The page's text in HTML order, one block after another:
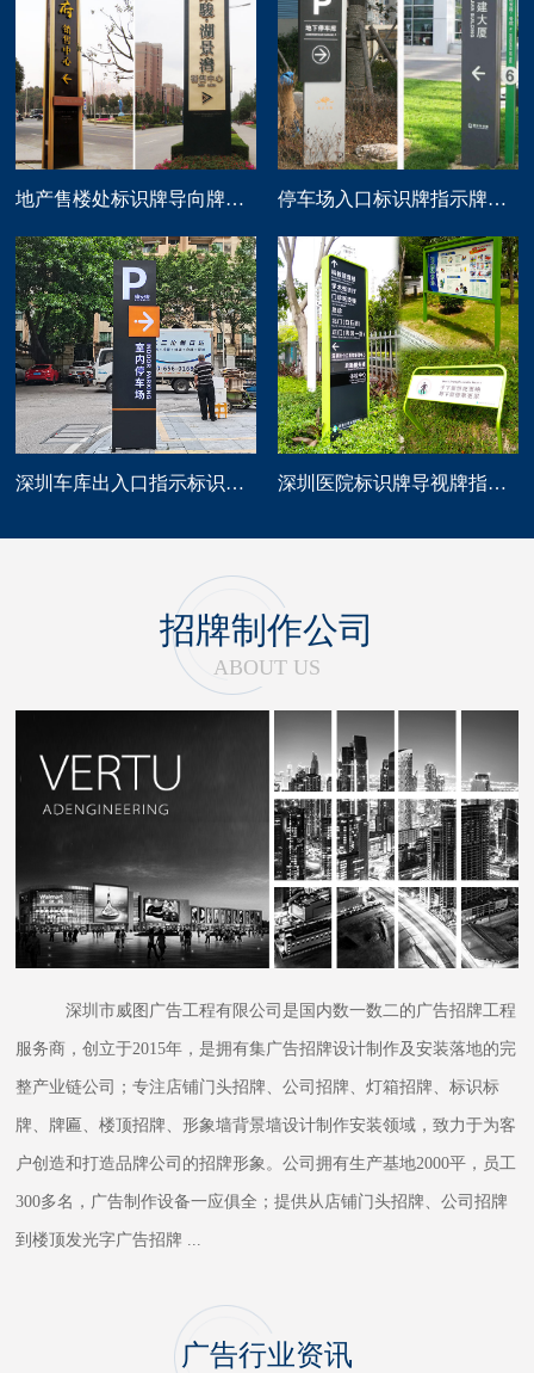
地产售楼处标识牌导向牌精神堡垒制作 停车场入口标识牌指示牌导向牌定做
深圳车库出入口指示标识牌制作 深圳医院标识牌导视牌指示路牌设计制作
招牌制作公司
ABOUT US
深圳市威图广告工程有限公司是国内数一数二的广告招牌工程
服务商，创立于2015年，是拥有集广告招牌设计制作及安装落地的完
整产业链公司；专注店铺门头招牌、公司招牌、灯箱招牌、标识标
牌、牌匾、楼顶招牌、形象墙背景墙设计制作安装领域，致力于为客
户创造和打造品牌公司的招牌形象。公司拥有生产基地2000平，员工
300多名，广告制作设备一应俱全；提供从店铺门头招牌、公司招牌
到楼顶发光字广告招牌
广告行业资讯